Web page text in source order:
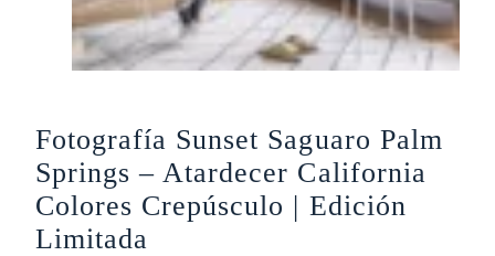
Fotografía Sunset Saguaro Palm
Springs – Atardecer California
Colores Crepúsculo | Edición
Limitada